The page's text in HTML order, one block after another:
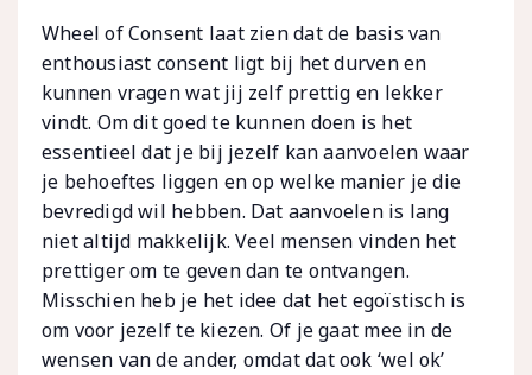
Wheel of Consent laat zien dat de basis van
enthousiast consent ligt bij het durven en
kunnen vragen wat jij zelf prettig en lekker
vindt. Om dit goed te kunnen doen is het
essentieel dat je bij jezelf kan aanvoelen waar
je behoeftes liggen en op welke manier je die
bevredigd wil hebben. Dat aanvoelen is lang
niet altijd makkelijk. Veel mensen vinden het
prettiger om te geven dan te ontvangen.
Misschien heb je het idee dat het egoïstisch is
om voor jezelf te kiezen. Of je gaat mee in de
wensen van de ander, omdat dat ook ‘wel ok’